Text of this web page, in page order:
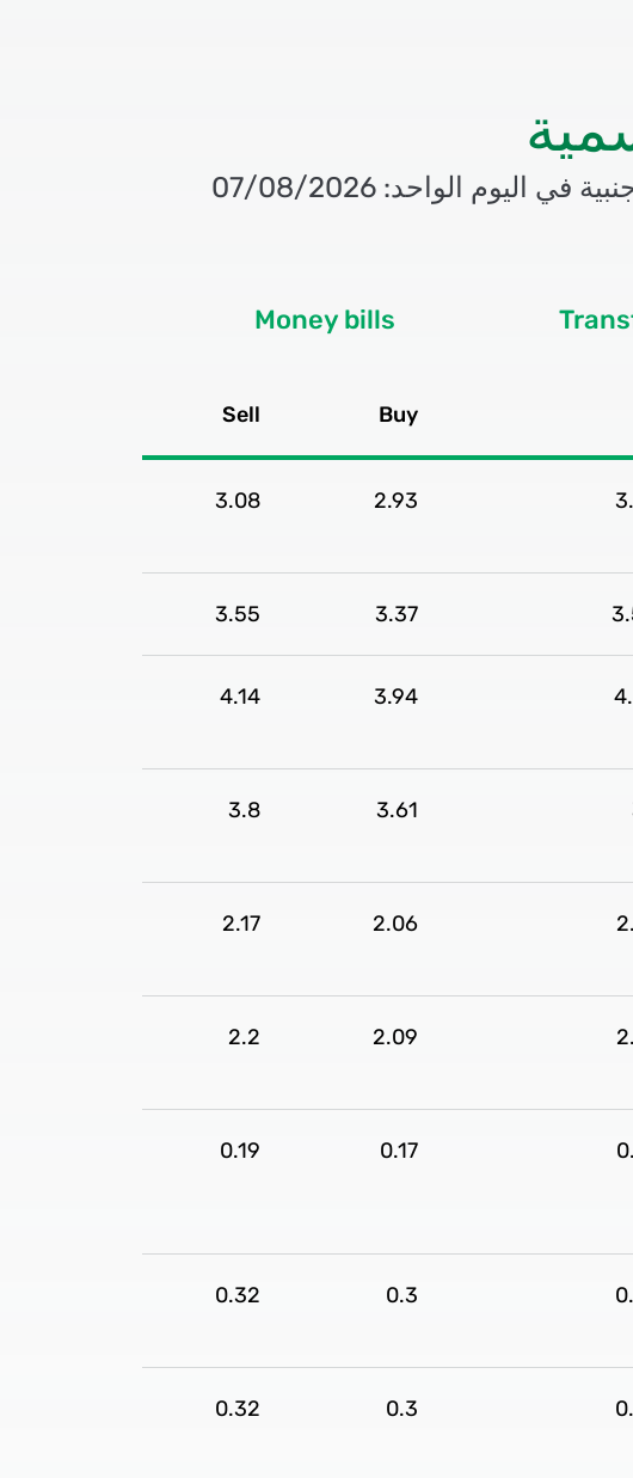
في اليوم الواحد: 07/08/2026
Money bills
Buy
Sell
2.93
3.08
3.37
3.55
3.94
4.14
3.61
3.8
2.06
2.17
2.09
2.2
0.17
0.19
0.3
0.32
0.3
0.32